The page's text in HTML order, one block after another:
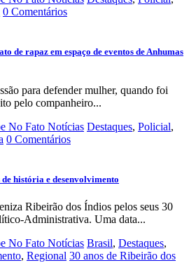
0 Comentários
de rapaz em espaço de eventos de Anhumas
para defender mulher, quando foi
pelo companheiro...
No Fato Notícias Destaques, Policial,
0 Comentários
história e desenvolvimento
Ribeirão dos Índios pelos seus 30
Administrativa. Uma data...
No Fato Notícias Brasil, Destaques,
, Regional 30 anos de Ribeirão dos